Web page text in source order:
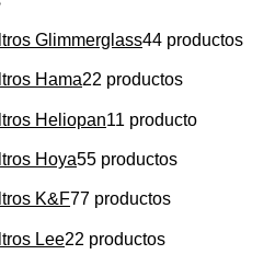
Glimmerglass44 productos
Hama22 productos
Heliopan11 producto
Hoya55 productos
K&F77 productos
Lee22 productos